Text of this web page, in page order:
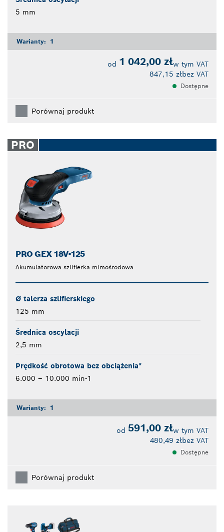
5 mm
Warianty: 1
od 1 042,00 złw tym VAT
847,15 złbez VAT
Dostępne
Porównaj produkt
PRO
PRO GEX 18V-125
Akumulatorowa szlifierka mimośrodowa
Ø talerza szlifierskiego
125 mm
Średnica oscylacji
2,5 mm
Prędkość obrotowa bez obciążenia*
6.000 – 10.000 min-1
Warianty: 1
od 591,00 złw tym VAT
480,49 złbez VAT
Dostępne
Porównaj produkt